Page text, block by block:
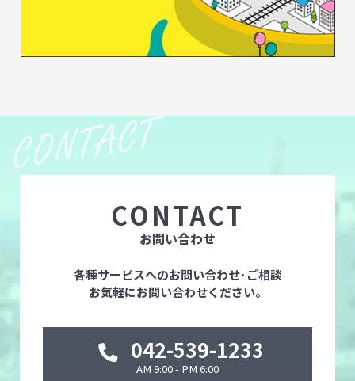
CONTACT
お問い合わせ
各種サービスへのお問い合わせ･ご相談
お気軽にお問い合わせください。
042-539-1233
AM 9:00 - PM 6:00